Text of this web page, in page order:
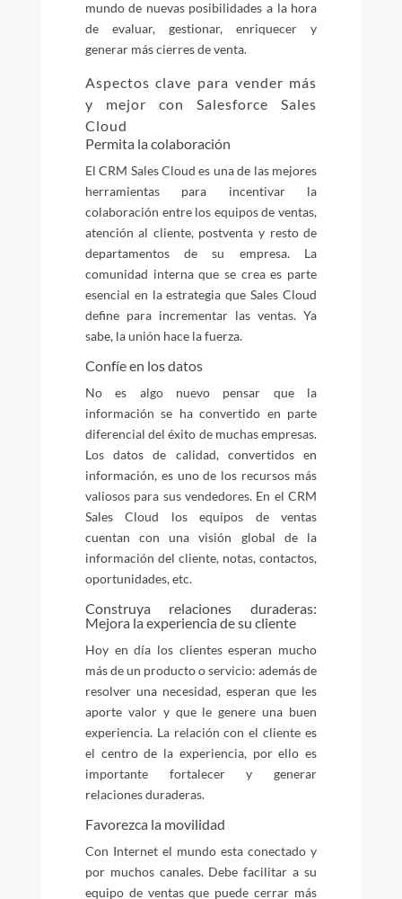
mundo de nuevas posibilidades a la hora
de evaluar, gestionar, enriquecer y
generar más cierres de venta.
Aspectos clave para vender más
y mejor con Salesforce Sales
Cloud
Permita la colaboración
El CRM Sales Cloud es una de las mejores
herramientas para incentivar la
colaboración entre los equipos de ventas,
atención al cliente, postventa y resto de
departamentos de su empresa. La
comunidad interna que se crea es parte
esencial en la estrategia que Sales Cloud
define para incrementar las ventas. Ya
sabe, la unión hace la fuerza.
Confíe en los datos
No es algo nuevo pensar que la
información se ha convertido en parte
diferencial del éxito de muchas empresas.
Los datos de calidad, convertidos en
información, es uno de los recursos más
valiosos para sus vendedores. En el CRM
Sales Cloud los equipos de ventas
cuentan con una visión global de la
información del cliente, notas, contactos,
oportunidades, etc.
Construya relaciones duraderas:
Mejora la experiencia de su cliente
Hoy en día los clientes esperan mucho
más de un producto o servicio: además de
resolver una necesidad, esperan que les
aporte valor y que le genere una buen
experiencia. La relación con el cliente es
el centro de la experiencia, por ello es
importante fortalecer y generar
relaciones duraderas.
Favorezca la movilidad
Con Internet el mundo esta conectado y
por muchos canales. Debe facilitar a su
equipo de ventas que puede cerrar más